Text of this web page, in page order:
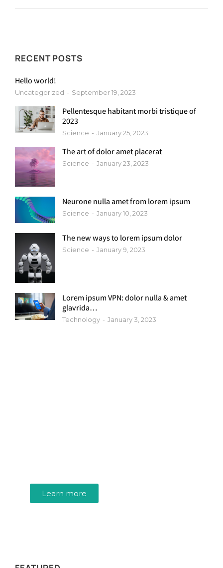
RECENT POSTS
Hello world!
Uncategorized September 19, 2023
Pellentesque habitant morbi tristique of
2023
Science January 25, 2023
The art of dolor amet placerat
Science January 23, 2023
Neurone nulla amet from lorem ipsum
Science January 10, 2023
The new ways to lorem ipsum dolor
Science January 9, 2023
Lorem ipsum VPN: dolor nulla & amet
glavrida…
Technology January 3, 2023
Learn more